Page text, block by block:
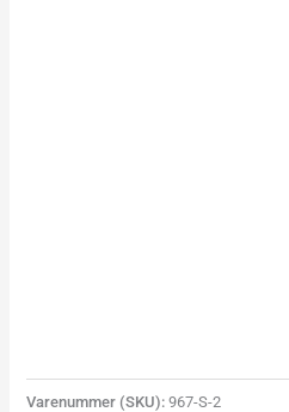
Varenummer (SKU):967-S-2